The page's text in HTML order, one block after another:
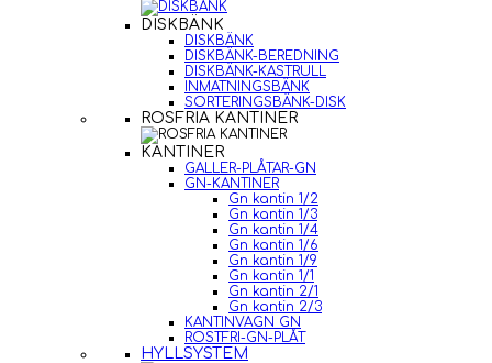
DISKBÄNK
DISKBÄNK
DISKBÄNK-BEREDNING
DISKBÄNK-KASTRULL
INMATNINGSBÄNK
SORTERINGSBÄNK-DISK
ROSFRIA KANTINER
KANTINER
GALLER-PLÅTAR-GN
GN-KANTINER
Gn kantin 1/2
Gn kantin 1/3
Gn kantin 1/4
Gn kantin 1/6
Gn kantin 1/9
Gn kantin 1/1
Gn kantin 2/1
Gn kantin 2/3
KANTINVAGN GN
ROSTFRI-GN-PLÅT
HYLLSYSTEM